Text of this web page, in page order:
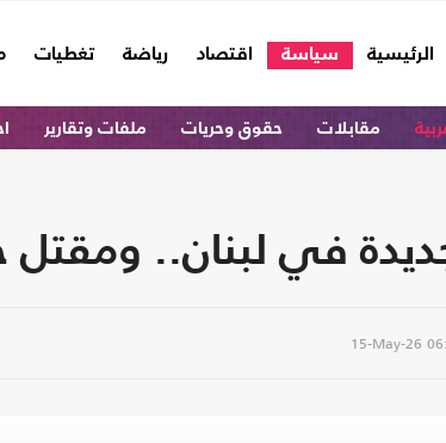
الرئيسية
(current) سياسة اقتصاد رياضة تغطيات
مقابلات حقوق وحريات ملفات وتقارير
جديدة في لبنان.. ومقتل
15-May-26